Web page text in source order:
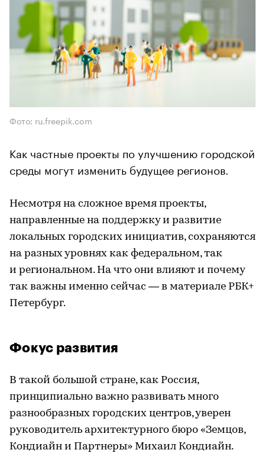
Фото: ru.freepik.com
Как частные проекты по улучшению городской
среды могут изменить будущее регионов.
Несмотря на сложное время проекты,
направленные на поддержку и развитие
локальных городских инициатив, сохраняются
на разных уровнях как федеральном, так
и региональном. На что они влияют и почему
так важны именно сейчас — в материале РБК+
Петербург.
Фокус развития
В такой большой стране, как Россия,
принципиально важно развивать много
разнообразных городских центров, уверен
руководитель архитектурного бюро «Земцов,
Кондиайн и Партнеры» Михаил Кондиайн.